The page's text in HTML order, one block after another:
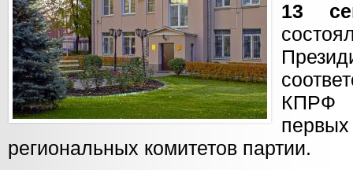
13
КПРФ
региональных комитетов партии.